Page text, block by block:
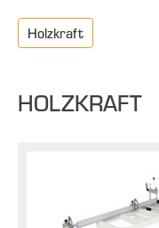
Holzkraft
HOLZKRAFT